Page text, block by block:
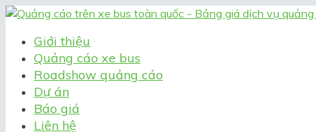
Giới thiệu
Quảng cáo xe bus
Roadshow quảng cáo
Dự án
Báo giá
Liên hệ